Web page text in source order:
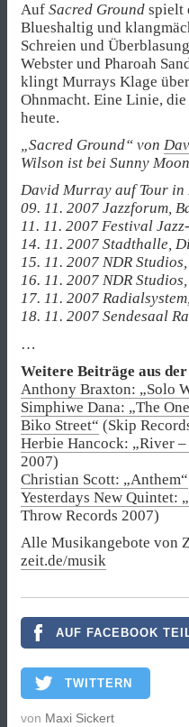
Auf Sacred Ground spielt
Blueshaltig und
Schreien und
Webster und Pharoah
klingt Murrays Klage
Ohnmacht. Eine Linie,
heute.
„Sacred Ground“ von
Wilson ist bei Sunny
David Murray auf Tour in
09. 11. 2007 Jazzforum,
11. 11. 2007 Festival
14. 11. 2007 Stadthalle,
15. 11. 2007 NDR
16. 11. 2007 NDR
17. 11. 2007
18. 11. 2007 Sendesaal
…
Weitere Beiträge aus
Anthony Braxton: „Solo
Simphiwe Dana: „The
Biko Street“ (Skip
Herbie Hancock: „River
2007)
Christian Scott: „Anthem“
Yesterdays New Quintet:
Throw Records 2007)
Alle Musikangebote von
zeit.de/musik
AUF FACEBOOK
TWITTERN
von Maxi Sickert